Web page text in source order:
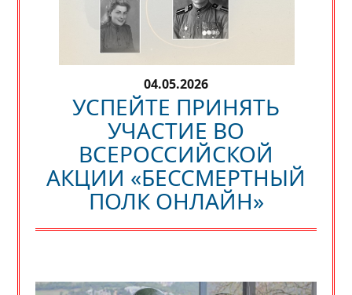
04.05.2026
УСПЕЙТЕ ПРИНЯТЬ
УЧАСТИЕ ВО
ВСЕРОССИЙСКОЙ
АКЦИИ «БЕССМЕРТНЫЙ
ПОЛК ОНЛАЙН»